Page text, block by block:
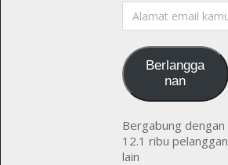
Alamat
email
Berlangga
nan
Bergabung dengan
12.1 ribu pelanggan
lain